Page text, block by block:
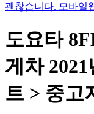
괜찮습니다. 모바일
도요타
게차
트 > 중고